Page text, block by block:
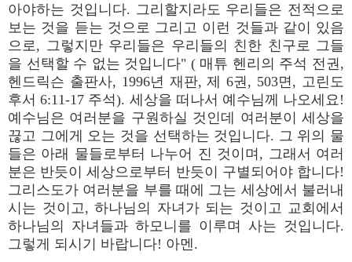
아야하는 것입니다. 그리할지라도 우리들은 전적으로
보는 것을 듣는 것으로 그리고 이런 것들과 같이 있음
으로, 그렇지만 우리들은 우리들의 친한 친구로 그들
을 선택할 수 없는 것입니다" ( 매튜 헨리의 주석 전권,
헨드릭슨 출판사, 1996년 재판, 제 6권, 503면, 고린도
후서 6:11-17 주석). 세상을 떠나서 예수님께 나오세요!
예수님은 여러분을 구원하실 것인데 여러분이 세상을
끊고 그에게 오는 것을 선택하는 것입니다. 그 위의 물
들은 아래 물들로부터 나누어 진 것이며, 그래서 여러
분은 반듯이 세상으로부터 반듯이 구별되어야 합니다!
그리스도가 여러분을 부를 때에 그는 세상에서 불러내
시는 것이고, 하나님의 자녀가 되는 것이고 교회에서
하나님의 자녀들과 하모니를 이루며 사는 것입니다.
그렇게 되시기 바랍니다! 아멘.